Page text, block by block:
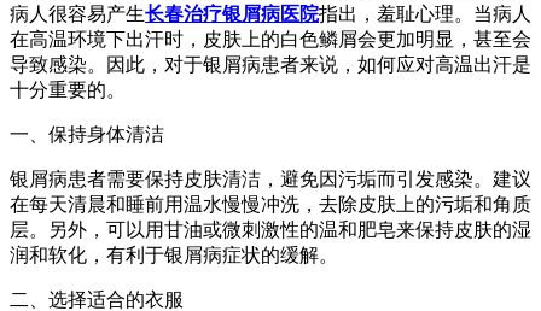
病人很容易产生长春治疗银屑病医院指出，羞耻心理。当病人
在高温环境下出汗时，皮肤上的白色鳞屑会更加明显，甚至会
导致感染。因此，对于银屑病患者来说，如何应对高温出汗是
十分重要的。
一、保持身体清洁
银屑病患者需要保持皮肤清洁，避免因污垢而引发感染。建议
在每天清晨和睡前用温水慢慢冲洗，去除皮肤上的污垢和角质
层。另外，可以用甘油或微刺激性的温和肥皂来保持皮肤的湿
润和软化，有利于银屑病症状的缓解。
二、选择适合的衣服